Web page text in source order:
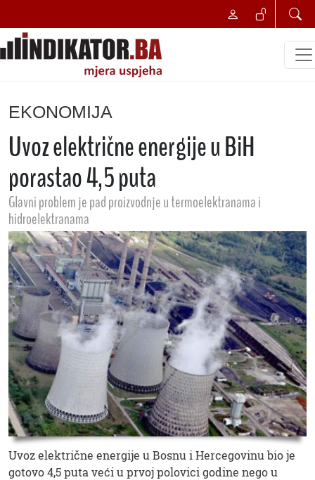
EKONOMIJA
Uvoz električne energije u BiH
porastao 4,5 puta
Glavni problem je pad proizvodnje u termoelektranama i
hidroelektranama
Uvoz električne energije u Bosnu i Hercegovinu bio je
gotovo 4,5 puta veći u prvoj polovici godine nego u